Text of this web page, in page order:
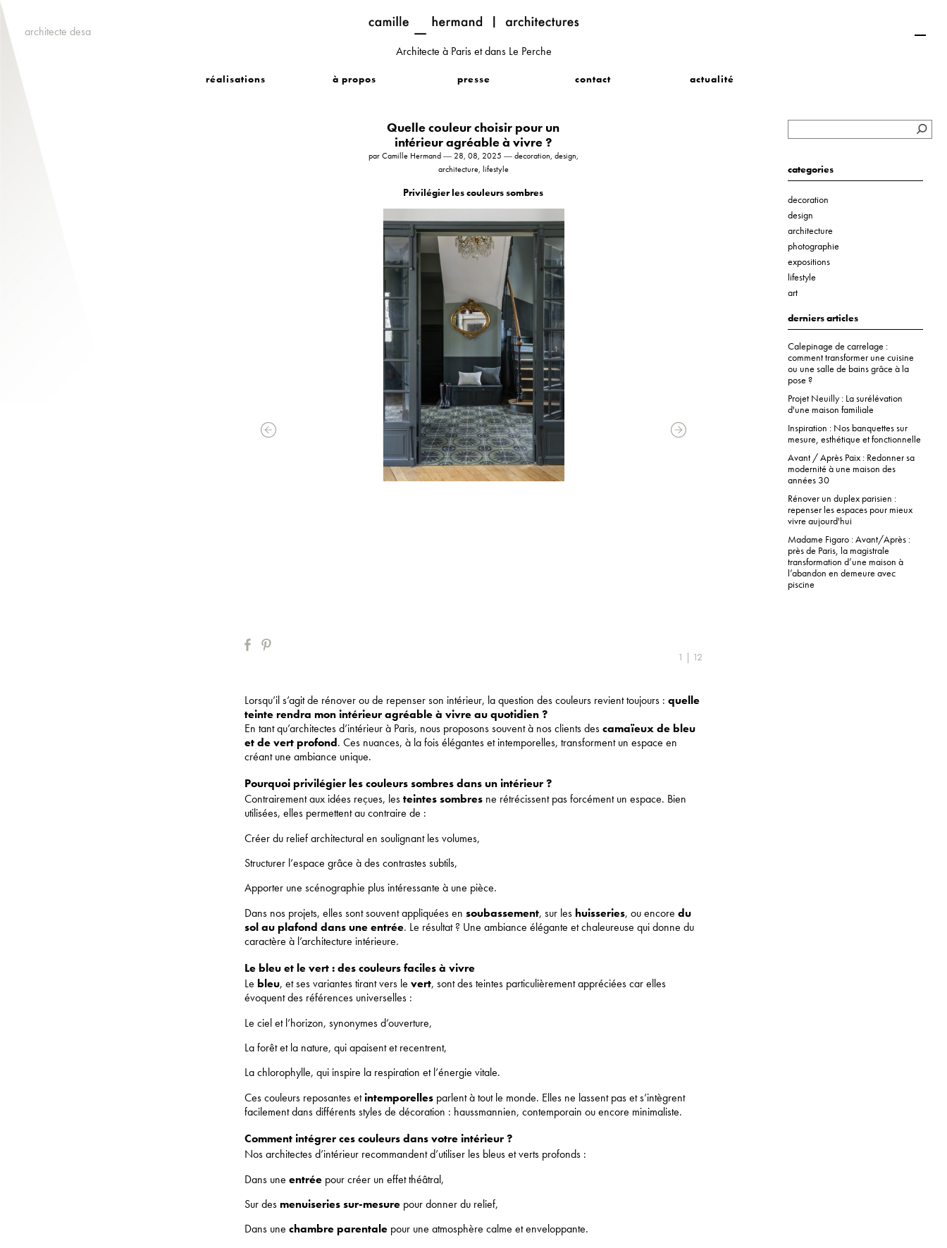
architecte desa
Architecte à Paris et dans Le Perche
réalisations à propos presse contact actualité
Quelle couleur choisir pour un
intérieur agréable à vivre ?
par Camille Hermand ― 28, 08, 2025 ― decoration, design,
architecture, lifestyle
Privilégier les couleurs sombres
1 | 12
Lorsqu’il s’agit de rénover ou de repenser son intérieur, la question des couleurs revient toujours : quelle
teinte rendra mon intérieur agréable à vivre au quotidien ?
En tant qu’architectes d’intérieur à Paris, nous proposons souvent à nos clients descamaïeux de bleu
et de vert profond. Ces nuances, à la fois élégantes et intemporelles, transforment un espace en
créant une ambiance unique.
Pourquoi privilégier les couleurs sombres dans un intérieur ?
Contrairement aux idées reçues, lesteintes sombresne rétrécissent pas forcément un espace. Bien
utilisées, elles permettent au contraire de :
Créer du relief architectural en soulignant les volumes,
Structurer l’espace grâce à des contrastes subtils,
Apporter une scénographie plus intéressante à une pièce.
Dans nos projets, elles sont souvent appliquées en soubassement, sur les huisseries, ou encore du
sol au plafond dans une entrée. Le résultat ? Une ambiance élégante et chaleureuse qui donne du
caractère à l’architecture intérieure.
Le bleu et le vert : des couleurs faciles à vivre
Le bleu, et ses variantes tirant vers le vert, sont des teintes particulièrement appréciées car elles
évoquent des références universelles :
Le ciel et l’horizon, synonymes d’ouverture,
La forêt et la nature, qui apaisent et recentrent,
La chlorophylle, qui inspire la respiration et l’énergie vitale.
Ces couleurs reposantes et intemporellesparlent à tout le monde. Elles ne lassent pas et s’intègrent
facilement dans différents styles de décoration : haussmannien, contemporain ou encore minimaliste.
Comment intégrer ces couleurs dans votre intérieur ?
Nos architectes d’intérieur recommandent d’utiliser les bleus et verts profonds :
Dans une entréepour créer un effet théâtral,
Sur desmenuiseries sur-mesurepour donner du relief,
Dans une chambre parentalepour une atmosphère calme et enveloppante.
categories
decoration
design
architecture
photographie
expositions
lifestyle
art
derniers articles
Calepinage de carrelage :
comment transformer une cuisine
ou une salle de bains grâce à la
pose ?
Projet Neuilly : La surélévation
d'une maison familiale
Inspiration : Nos banquettes sur
mesure, esthétique et fonctionnelle
Avant / Après Paix : Redonner sa
modernité à une maison des
années 30
Rénover un duplex parisien :
repenser les espaces pour mieux
vivre aujourd'hui
Madame Figaro : Avant/Après :
près de Paris, la magistrale
transformation d’une maison à
l’abandon en demeure avec
piscine